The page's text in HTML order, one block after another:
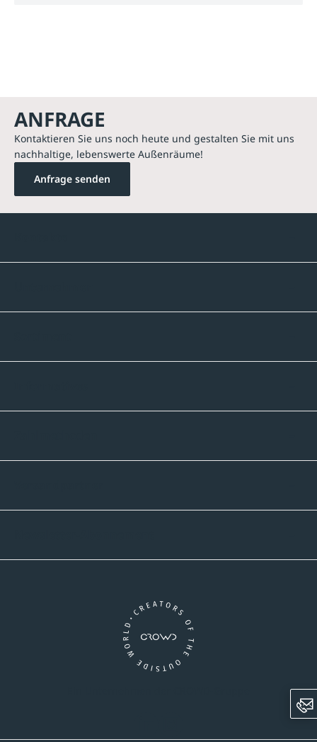
ANFRAGE
Kontaktieren Sie uns noch heute und gestalten Sie mit uns
nachhaltige, lebenswerte Außenräume!
Anfrage senden